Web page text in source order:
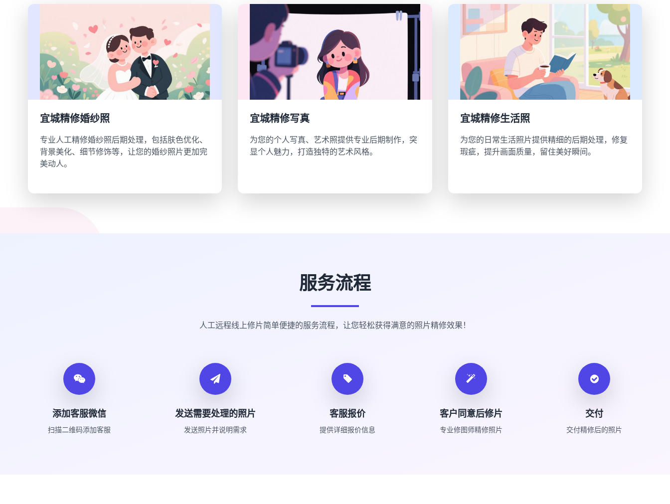
宜城精修婚纱照
专业人工精修婚纱照后期处理，包括肤色优化、
背景美化、细节修饰等，让您的婚纱照片更加完
美动人。
宜城精修写真
为您的个人写真、艺术照提供专业后期制作，突
显个人魅力，打造独特的艺术风格。
宜城精修生活照
为您的日常生活照片提供精细的后期处理，修复
瑕疵，提升画面质量，留住美好瞬间。
服务流程
人工远程线上修片简单便捷的服务流程，让您轻松获得满意的照片精修效果！
添加客服微信
扫描二维码添加客服
发送需要处理的照片
发送照片并说明需求
客服报价
提供详细报价信息
客户同意后修片
专业修图师精修照片
交付
交付精修后的照片